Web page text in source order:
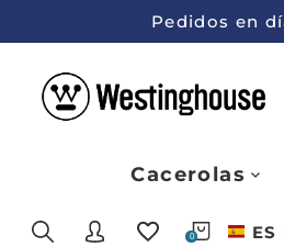
Pedidos en
Cacerolas
0 ES